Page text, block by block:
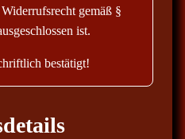
gemäß §
ist.
bestätigt!